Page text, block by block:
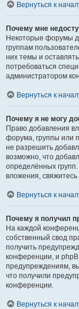
Вернуться к
Почему мне
Некоторые форумы
группам
них темы и
потребоваться
администратором
Вернуться к
Почему я не могу
Право добавления
форума, группы или
не разрешить
возможно, что
определённых
вложения,
Вернуться к
Почему я получил
На каждой
собственный свод
получить
конференции, и
предупреждениям,
что получили
конференции.
Вернуться к